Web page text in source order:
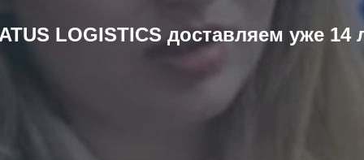
LOGISTICS доставляем уже 14
Получите просчет Стоимости За 5 минут